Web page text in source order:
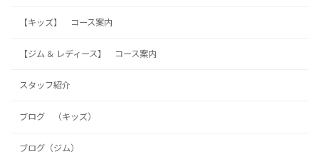
【キッズ】 コース案内
【ジム ＆ レディース】 コース案内
スタッフ紹介
ブログ （キッズ）
ブログ（ジム）